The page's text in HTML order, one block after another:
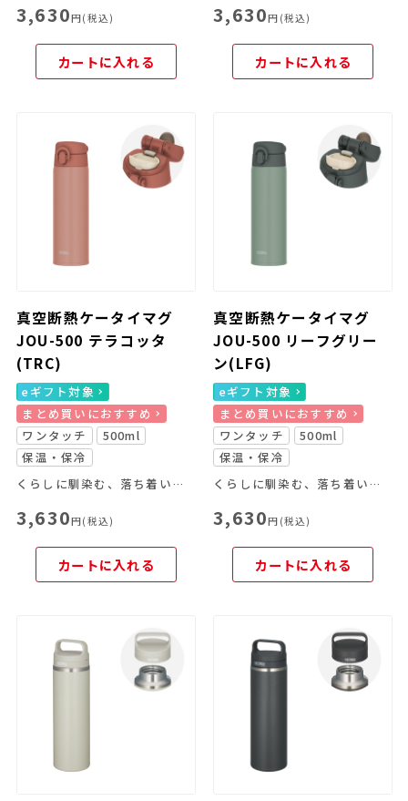
3,630円(税込)
カートに入れる
3,630円(税込)
カートに入れる
真空断熱ケータイマグ
JOU-500 テラコッタ
(TRC)
eギフト対象
まとめ買いにおすすめ
ワンタッチ
500ml
保温・保冷
くらしに馴染む、落ち着いたカラーリングのケータイマグです。
3,630円(税込)
カートに入れる
真空断熱ケータイマグ
JOU-500 リーフグリー
ン(LFG)
eギフト対象
まとめ買いにおすすめ
ワンタッチ
500ml
保温・保冷
くらしに馴染む、落ち着いたカラーリングのケータイマグです。
3,630円(税込)
カートに入れる